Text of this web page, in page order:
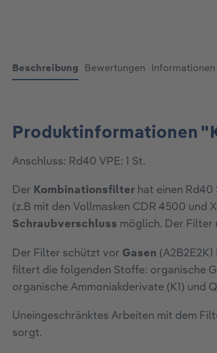
Beschreibung Bewertungen
Produktinformationen
Anschluss: Rd40 VPE: 1 St.
Der Kombinationsfilter hat einen
(z.B mit den Vollmasken CDR 4500 und
Schraubverschluss möglich. Der Filter
Der Filter schützt vor Gasen (A2B2E2K1
filtert die folgenden Stoffe: organische
organische Ammoniakderivate (K1) und
Uneingeschränktes Arbeiten mit dem
sorgt.